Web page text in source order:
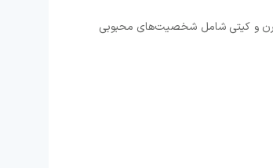
و کیتی شامل شخصیت‌های محبوبی